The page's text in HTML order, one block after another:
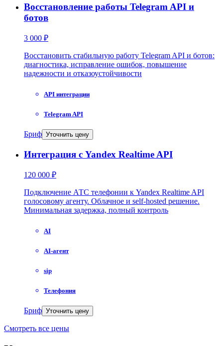
Восстановление работы Telegram API и
ботов
3 000 ₽
Восстановить стабильную работу Telegram API и ботов:
диагностика, исправление ошибок, повышение
надежности и отказоустойчивости
API интеграции
Telegram API
Бриф Уточнить цену
Интеграция с Yandex Realtime API
120 000 ₽
Подключение АТС телефонии к Yandex Realtime API
голосовому агенту. Облачное и self-hosted решение.
Минимальная задержка, полный контроль
AI
AI-агент
sip
Телефония
Бриф Уточнить цену
Смотреть все цены